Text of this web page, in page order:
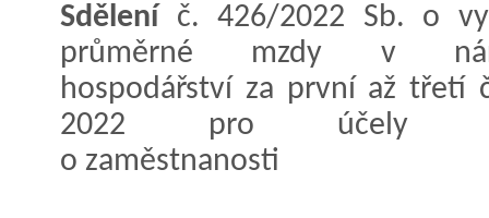
Sdělení č. 426/2022 Sb. o
průměrné mzdy v
hospodářství za první až třetí
2022 pro účely
o zaměstnanosti